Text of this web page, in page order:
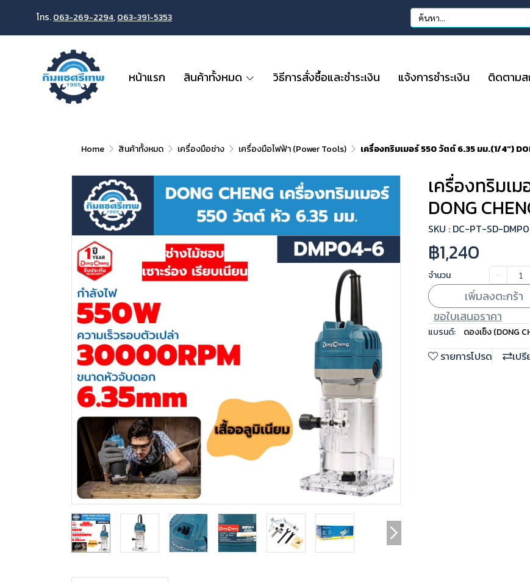
โทร.063-269-2294,063-391-5353
หน้าแรก สินค้าทั้งหมด วิธีการสั่งซื้อและชำระเงิน แจ้งการชำระเงิน ติดตามส
Home สินค้าทั้งหมด เครื่องมือช่าง เครื่องมือไฟฟ้า (Power Tools) เครื่องทริมเมอร์ 550 วัตต์ 6.35 มม.(1/4")
เครื่องทริมเ
DONG
SKU : DC-PT-SD-
฿1,240
จำนวน
เพิ่มลงตะกร้า
ขอใบเสนอราคา
แบรนด์: ดองเช็ง (DONG
รายการโปรด เป